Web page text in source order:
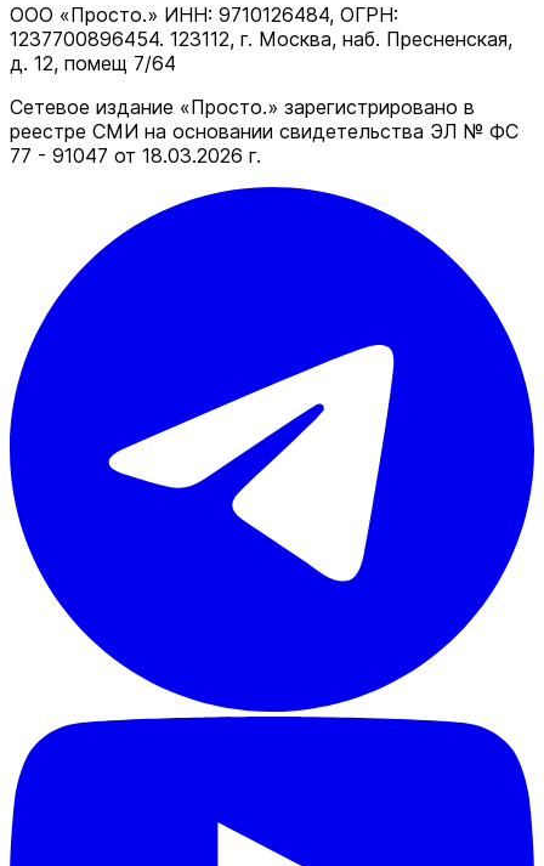
ООО «Просто.» ИНН: 9710126484, ОГРН:
1237700896454. 123112, г. Москва, наб. Пресненская,
д. 12, помещ 7/64
Сетевое издание «Просто.» зарегистрировано в
реестре СМИ на основании свидетельства ЭЛ № ФС
77 - 91047 от 18.03.2026 г.